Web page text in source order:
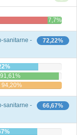
7,7%
72,22%
sanitarne -
91,61%
94,20%
66,67%
sanitarne -